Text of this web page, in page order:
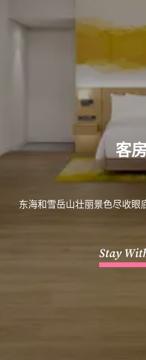
客
东海和雪岳山壮丽景色尽收眼
Stay